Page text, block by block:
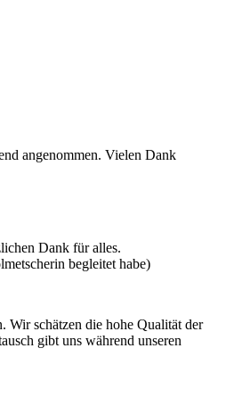
angenommen. Vielen Dank
Dank für alles.
begleitet habe)
Wir schätzen die hohe Qualität der
gibt uns während unseren